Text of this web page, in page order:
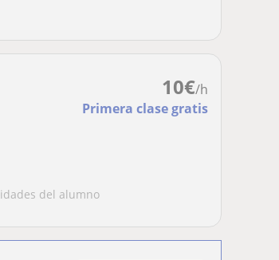
10€/h
Primera clase gratis
del alumno